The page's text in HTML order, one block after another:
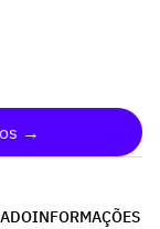
→
INFORMAÇÕES